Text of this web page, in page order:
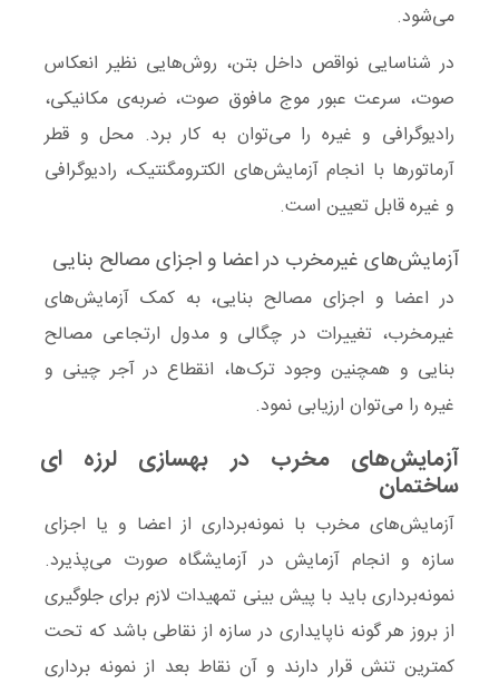
می‌شود.
در شناسایی نواقص داخل بتن، روش‌هایی نظیر انعکاس
صوت، سرعت عبور موج مافوق صوت، ضربه‌ی مکانیکی،
رادیوگرافی و غیره را می‌توان به کار برد. محل و قطر
آرماتورها با انجام آزمایش‌های الکترومگنتیک، رادیوگرافی
و غیره قابل تعیین است.
‌آزمایش‌های غیرمخرب در اعضا و اجزای مصالح بنایی
در اعضا و اجزای مصالح بنایی، به کمک آزمایش‌های
غیرمخرب، تغییرات در چگالی و مدول ارتجاعی مصالح
بنایی و همچنین وجود ترک‌ها، انقطاع در آجر چینی و
غیره را می‌توان ارزیابی نمود.
آزمایش‌های مخرب‌ در بهسازی لرزه ای
ساختمان
آزمایش‌های مخرب با نمونه‌برداری از اعضا و یا اجزای
سازه و انجام آزمایش در آزمایشگاه صورت می‌پذیرد.
نمونه‌برداری باید با پیش بینی تمهیدات لازم برای جلوگیری
از بروز هر گونهناپایداری در سازه از نقاطی باشد که تحت
کمترین تنش قرار دارند و آن نقاط بعد از نمونه برداری